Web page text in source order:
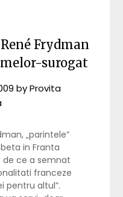
Frydman
surogat
byProvita
„parintele”
in Franta
de ce a semnat
franceze
pentru altul”.